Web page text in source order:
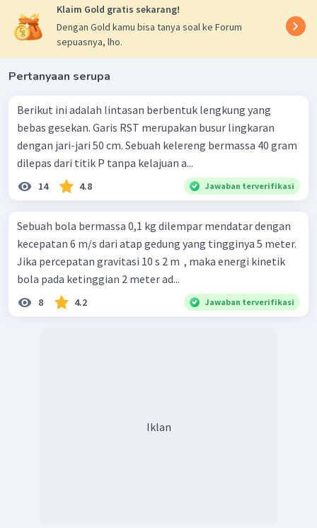
Klaim Gold gratis sekarang!
Dengan Gold kamu bisa tanya soal ke Forum
sepuasnya, lho.
Pertanyaan serupa
Berikut ini adalah lintasan berbentuk lengkung yang
bebas gesekan. Garis RST merupakan busur lingkaran
dengan jari-jari 50 cm. Sebuah kelereng bermassa 40 gram
dilepas dari titik P tanpa kelajuan a...
14 4.8 Jawaban terverifikasi
Sebuah bola bermassa 0,1 kg dilempar mendatar dengan
kecepatan 6 m/s dari atap gedung yang tingginya 5 meter.
Jika percepatan gravitasi 10 s 2 m ​ , maka energi kinetik
bola pada ketinggian 2 meter ad...
8 4.2 Jawaban terverifikasi
Iklan